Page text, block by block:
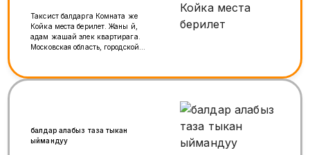
Таксист балдарга Комната же
Койка места берилет. Жаны үй,
адам жашай элек квартирага.
Московская область, городской
18 Макска жазыныз +7 (933) 759-
балдар алабыз таза тыкан
ыймандуу